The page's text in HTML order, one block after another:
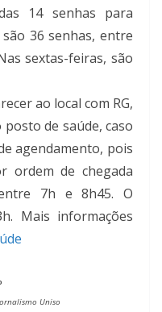
14 senhas para
36 senhas, entre
sextas-feiras, são
ao local com RG,
de saúde, caso
agendamento, pois
ordem de chegada
7h e 8h45. O
Mais informações
Uniso